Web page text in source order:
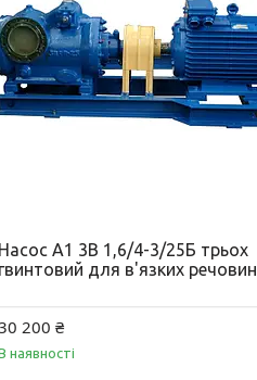
Насос А1 3В 1,6/4-3/25Б трьох
гвинтовий для в'язких речовин
200 ₴
наявності